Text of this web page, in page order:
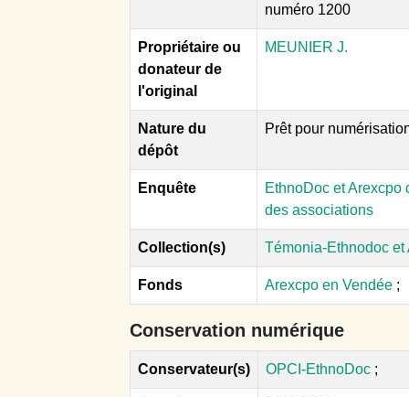
numéro 1200
Propriétaire ou
donateur de
l'original
MEUNIER J.
Nature du
dépôt
Prêt pour
Enquête
EthnoDoc et Arexcpo
des associations
Collection(s) Témonia-Ethnodoc
Fonds Arexcpo en Vendée ;
Conservation numérique
Conservateur(s) OPCI-EthnoDoc ;